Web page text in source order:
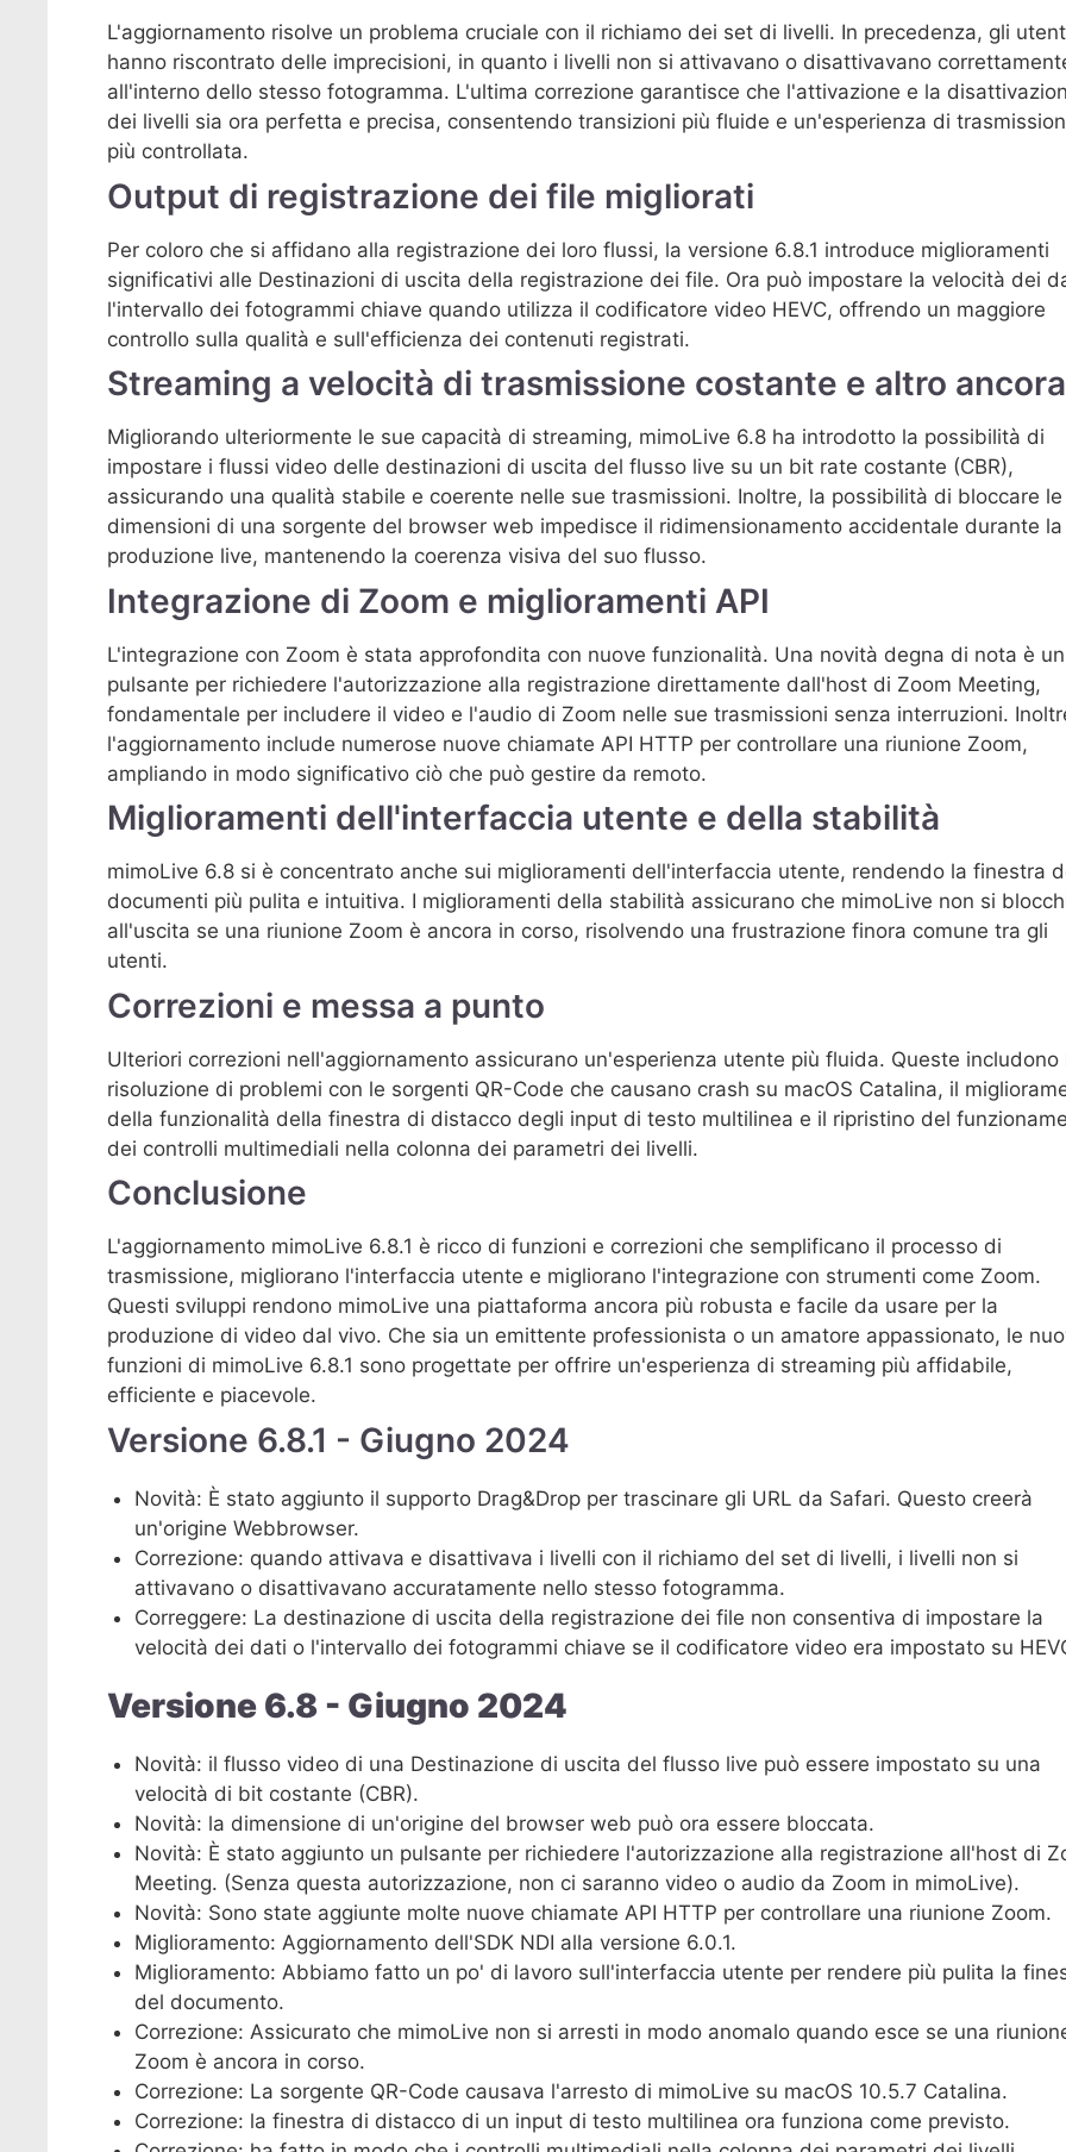
L'aggiornamento risolve un problema cruciale con il richiamo dei set di livelli. In precedenza, gli
hanno riscontrato delle imprecisioni, in quanto i livelli non si attivavano o disattivavano
all'interno dello stesso fotogramma. L'ultima correzione garantisce che l'attivazione e la
dei livelli sia ora perfetta e precisa, consentendo transizioni più fluide e un'esperienza di
più controllata.
Output di registrazione dei file migliorati
Per coloro che si affidano alla registrazione dei loro flussi, la versione 6.8.1 introduce miglioramenti
significativi alle Destinazioni di uscita della registrazione dei file. Ora può impostare la velocità dei
l'intervallo dei fotogrammi chiave quando utilizza il codificatore video HEVC, offrendo un maggiore
controllo sulla qualità e sull'efficienza dei contenuti registrati.
Streaming a velocità di trasmissione costante e altro ancora
Migliorando ulteriormente le sue capacità di streaming, mimoLive 6.8 ha introdotto la possibilità di
impostare i flussi video delle destinazioni di uscita del flusso live su un bit rate costante (CBR),
assicurando una qualità stabile e coerente nelle sue trasmissioni. Inoltre, la possibilità di bloccare le
dimensioni di una sorgente del browser web impedisce il ridimensionamento accidentale durante la
produzione live, mantenendo la coerenza visiva del suo flusso.
Integrazione di Zoom e miglioramenti API
L'integrazione con Zoom è stata approfondita con nuove funzionalità. Una novità degna di nota è un
pulsante per richiedere l'autorizzazione alla registrazione direttamente dall'host di Zoom Meeting,
fondamentale per includere il video e l'audio di Zoom nelle sue trasmissioni senza interruzioni.
l'aggiornamento include numerose nuove chiamate API HTTP per controllare una riunione Zoom,
ampliando in modo significativo ciò che può gestire da remoto.
Miglioramenti dell'interfaccia utente e della stabilità
mimoLive 6.8 si è concentrato anche sui miglioramenti dell'interfaccia utente, rendendo la finestra
documenti più pulita e intuitiva. I miglioramenti della stabilità assicurano che mimoLive non si
all'uscita se una riunione Zoom è ancora in corso, risolvendo una frustrazione finora comune tra gli
utenti.
Correzioni e messa a punto
Ulteriori correzioni nell'aggiornamento assicurano un'esperienza utente più fluida. Queste includono
risoluzione di problemi con le sorgenti QR-Code che causano crash su macOS Catalina, il
della funzionalità della finestra di distacco degli input di testo multilinea e il ripristino del
dei controlli multimediali nella colonna dei parametri dei livelli.
Conclusione
L'aggiornamento mimoLive 6.8.1 è ricco di funzioni e correzioni che semplificano il processo di
trasmissione, migliorano l'interfaccia utente e migliorano l'integrazione con strumenti come Zoom.
Questi sviluppi rendono mimoLive una piattaforma ancora più robusta e facile da usare per la
produzione di video dal vivo. Che sia un emittente professionista o un amatore appassionato, le
funzioni di mimoLive 6.8.1 sono progettate per offrire un'esperienza di streaming più affidabile,
efficiente e piacevole.
Versione 6.8.1 - Giugno 2024
Novità: È stato aggiunto il supporto Drag&Drop per trascinare gli URL da Safari. Questo creerà
un'origine Webbrowser.
Correzione: quando attivava e disattivava i livelli con il richiamo del set di livelli, i livelli non si
attivavano o disattivavano accuratamente nello stesso fotogramma.
Correggere: La destinazione di uscita della registrazione dei file non consentiva di impostare la
velocità dei dati o l'intervallo dei fotogrammi chiave se il codificatore video era impostato su
Versione 6.8 - Giugno 2024
Novità: il flusso video di una Destinazione di uscita del flusso live può essere impostato su una
velocità di bit costante (CBR).
Novità: la dimensione di un'origine del browser web può ora essere bloccata.
Novità: È stato aggiunto un pulsante per richiedere l'autorizzazione alla registrazione all'host di
Meeting. (Senza questa autorizzazione, non ci saranno video o audio da Zoom in mimoLive).
Novità: Sono state aggiunte molte nuove chiamate API HTTP per controllare una riunione Zoom.
Miglioramento: Aggiornamento dell'SDK NDI alla versione 6.0.1.
Miglioramento: Abbiamo fatto un po' di lavoro sull'interfaccia utente per rendere più pulita la
del documento.
Correzione: Assicurato che mimoLive non si arresti in modo anomalo quando esce se una
Zoom è ancora in corso.
Correzione: La sorgente QR-Code causava l'arresto di mimoLive su macOS 10.5.7 Catalina.
Correzione: la finestra di distacco di un input di testo multilinea ora funziona come previsto.